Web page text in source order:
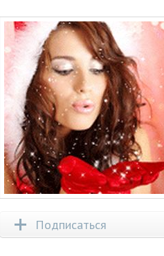
Подписаться